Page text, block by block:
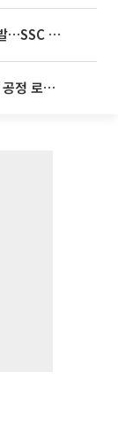
티웨이항공, 새 이름 '트리니티항공' 첫발…SSC 전략 본격화
라온로보틱스, 국내 유일 차세대 반도체 공정 로봇 개발 ‘고객사 테스트 진행’